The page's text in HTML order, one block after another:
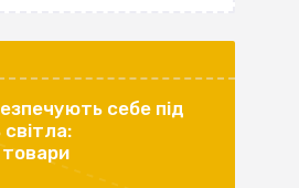
себе під
товари